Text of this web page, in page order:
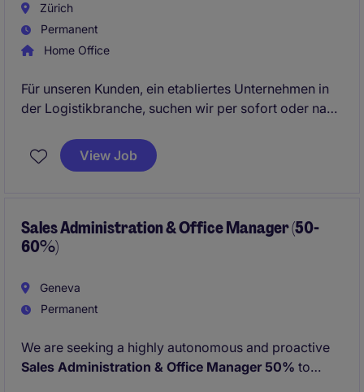
Zürich
Permanent
Home Office
Für unseren Kunden, ein etabliertes Unternehmen in
der Logistikbranche, suchen wir per sofort oder nach
100% zur Verstärkung des Teams. Wir richten uns an
eine vertriebsstarke Persönlichkeit mit ausgeprägter
moderne Anstellungsbedingungen, sowie eine
abwechslungsreiche Tätigkeit mit
View Job
Sales Administration & Office Manager (50-
60%)
Geneva
Permanent
We are seeking a highly autonomous and proactive
Sales Administration & Office Manager 50% to